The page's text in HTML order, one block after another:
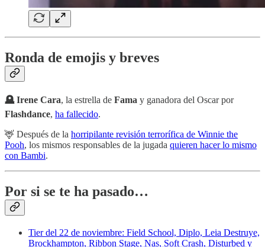
Ronda de emojis y breves
🪦 Irene Cara, la estrella de Fama y ganadora del Oscar por
Flashdance, ha fallecido.
🦌 Después de la horripilante revisión terrorífica de Winnie the
Pooh, los mismos responsables de la jugada quieren hacer lo mismo
con Bambi.
Por si se te ha pasado…
Tier del 22 de noviembre: Field School, Diplo, Leia Destruye,
Brockhampton, Ribbon Stage, Nas, Soft Crash, Disturbed y